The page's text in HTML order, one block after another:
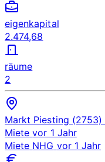
eigenkapital
2.474,68
räume
2
Markt Piesting (2753)
Miete vor 1 Jahr
Miete NHG vor 1 Jahr